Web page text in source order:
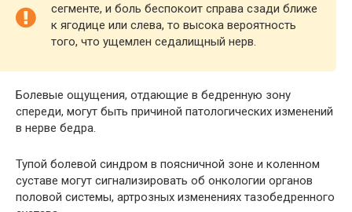
сегменте, и боль беспокоит справа сзади ближе
к ягодице или слева, то высока вероятность
того, что ущемлен седалищный нерв.
Болевые ощущения, отдающие в бедренную зону
спереди, могут быть причиной патологических изменений
в нерве бедра.
Тупой болевой синдром в поясничной зоне и коленном
суставе могут сигнализировать об онкологии органов
половой системы, артрозных изменениях тазобедренного